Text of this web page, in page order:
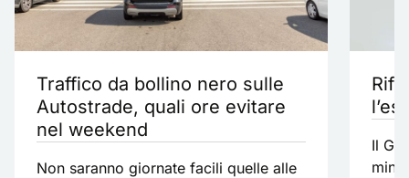
Traffico da bollino nero sulle
Autostrade, quali ore evitare
nel weekend
Non saranno giornate facili quelle alle
Il